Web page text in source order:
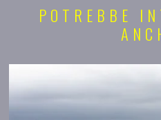
POTREBBE